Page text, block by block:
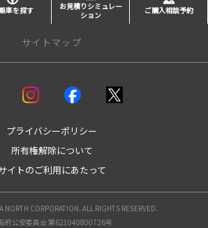
車を探す
お見積りシミュレー
ション
ご購入相談予約
サイトマップ
プライバシーポリシー
所有権解除について
イトのご利用にあたって
NORTH CORPORATION. ALL RIGHTS RESERVED.
府公安委員会 第621040800726号